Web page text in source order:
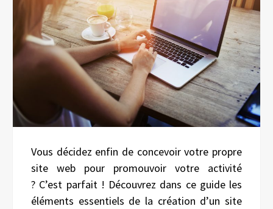
Vous décidez enfin de concevoir votre propre
site web pour promouvoir votre activité
? C’est parfait ! Découvrez dans ce guide les
éléments essentiels de la création d’un site